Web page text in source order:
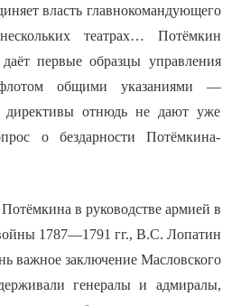
власть главнокомандующего
театрах… Потёмкин
первые образцы управления
общими указаниями —
отнюдь не дают уже
о бездарности Потёмкина-
в руководстве армией в
1787—1791 гг., В.С. Лопатин
важное заключение Масловского
генералы и адмиралы,